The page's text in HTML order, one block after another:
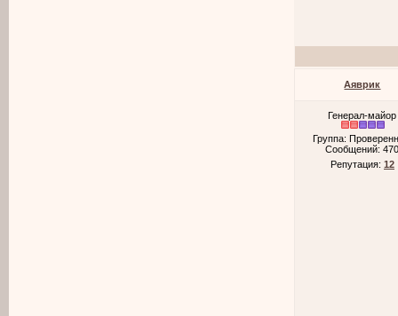
Аяврик
Генерал-майор
Группа:
Сообщений:
Репутация: 12